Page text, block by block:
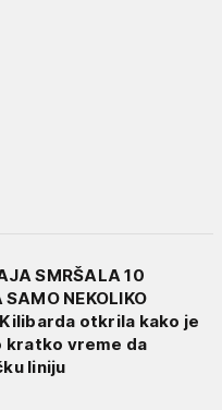
SMRŠALA 10
NEKOLIKO
Kilibarda otkrila kako je
kratko vreme da
liniju